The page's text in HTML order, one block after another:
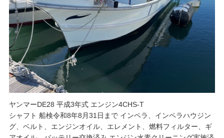
ヤンマーDE28 平成3年式 エンジン4CHS-T
シャフト 船検令和8年8月31日まで インペラ、インペラハウジン
グ、ベルト、エンジンオイル、エレメント、燃料フィルター、ギ